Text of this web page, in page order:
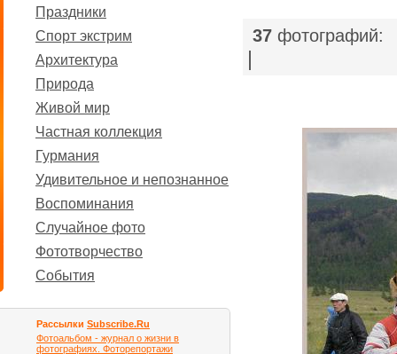
Праздники
Спорт экстрим
Архитектура
Природа
Живой мир
Частная коллекция
Гурмания
Удивительное и непознанное
Воспоминания
Случайное фото
Фототворчество
События
Рассылки Subscribe.Ru
Фотоальбом - журнал о жизни в
фотографиях. Фоторепортажи
37 фотографий:
|